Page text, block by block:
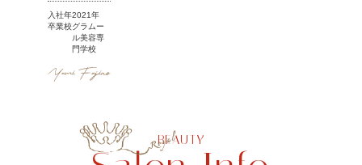
入社年2021年
卒業校グラムー
ル美容専
門学校